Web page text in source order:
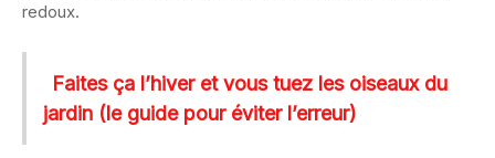
redoux.
Faites ça l’hiver et vous tuez les oiseaux du
jardin (le guide pour éviter l’erreur)